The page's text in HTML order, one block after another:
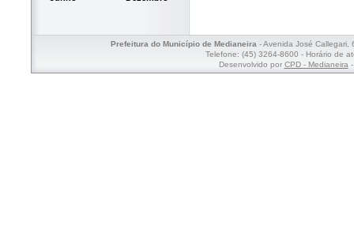
Prefeitura do Município de Medianeira- Avenida José Callegari,
Telefone: (45) 3264-8600 - Horário de
Desenvolvido por CPD - Medianeira-